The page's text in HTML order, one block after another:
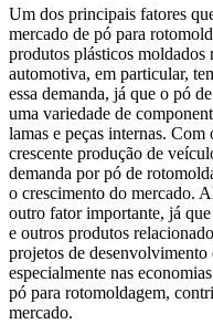
Um dos principais fatores
mercado de pó para
produtos plásticos
automotiva, em particular,
essa demanda, já que o pó
uma variedade de
lamas e peças internas.
crescente produção de
demanda por pó de
o crescimento do mercado.
outro fator importante, já
e outros produtos
projetos de desenvolvimento
especialmente nas
pó para rotomoldagem,
mercado.